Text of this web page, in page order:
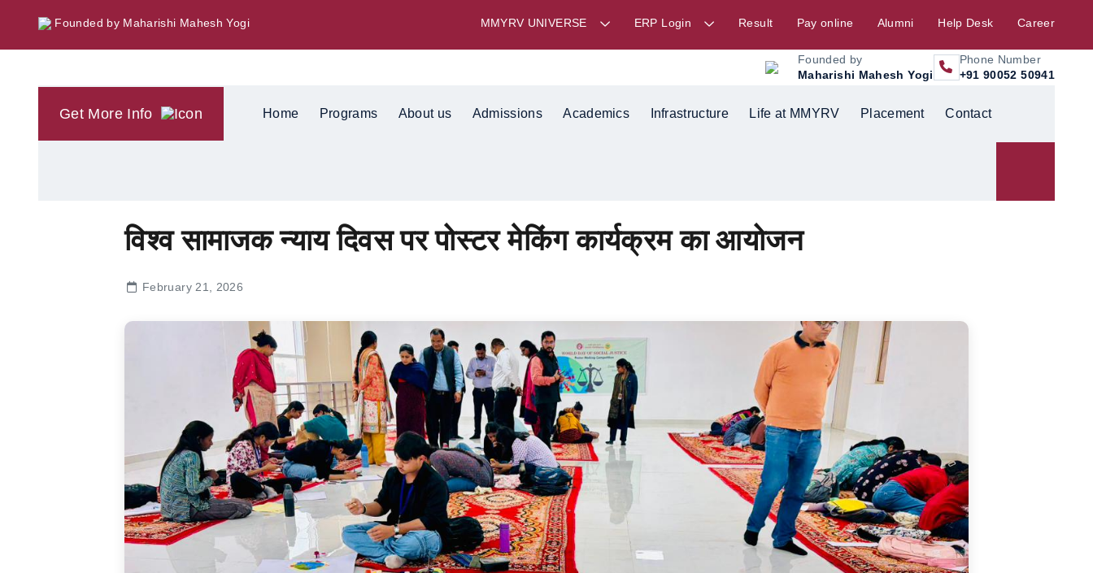
Founded by Maharishi Mahesh Yogi MMYRV UNIVERSE ERP Login Result Pay online Alumni Help Desk Career
Founded by
Maharishi Mahesh Yogi
Phone Number
+91 90052 50941
Get More Info Home Programs About us Admissions Academics Infrastructure Life at MMYRV Placement Contact
विश्व सामाजक न्याय दिवस पर पोस्टर मेकिंग कार्यक्रम का आयोजन
February 21, 2026